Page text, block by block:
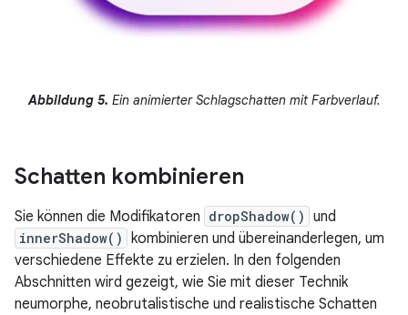
Abbildung 5. Ein animierter Schlagschatten mit Farbverlauf.
Schatten kombinieren
Sie können die Modifikatoren dropShadow() und
innerShadow()
kombinieren und übereinanderlegen, um
verschiedene Effekte zu erzielen. In den folgenden
Abschnitten wird gezeigt, wie Sie mit dieser Technik
neumorphe, neobrutalistische und realistische Schatten